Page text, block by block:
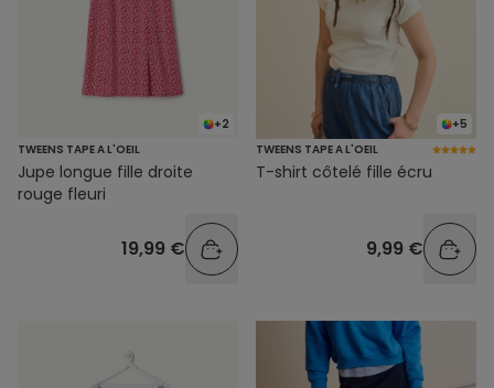
+2
TWEENS TAPE A L'OEIL
Jupe longue fille droite
rouge fleuri
19,99 €
+5
TWEENS TAPE A L'OEIL
T-shirt côtelé fille écru
9,99 €